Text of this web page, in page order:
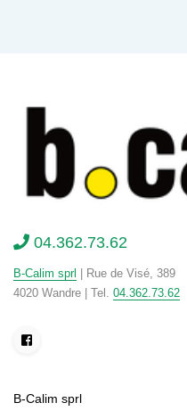
04.362.73.62
B-Calim sprl
| Rue de Visé, 389
4020 Wandre | Tel. 04.362.73.62
B-Calim sprl